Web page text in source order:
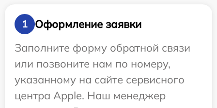
1
Оформление заявки
Заполните форму обратной связи
или позвоните нам по номеру,
указанному на сайте сервисного
центра Apple. Наш менеджер